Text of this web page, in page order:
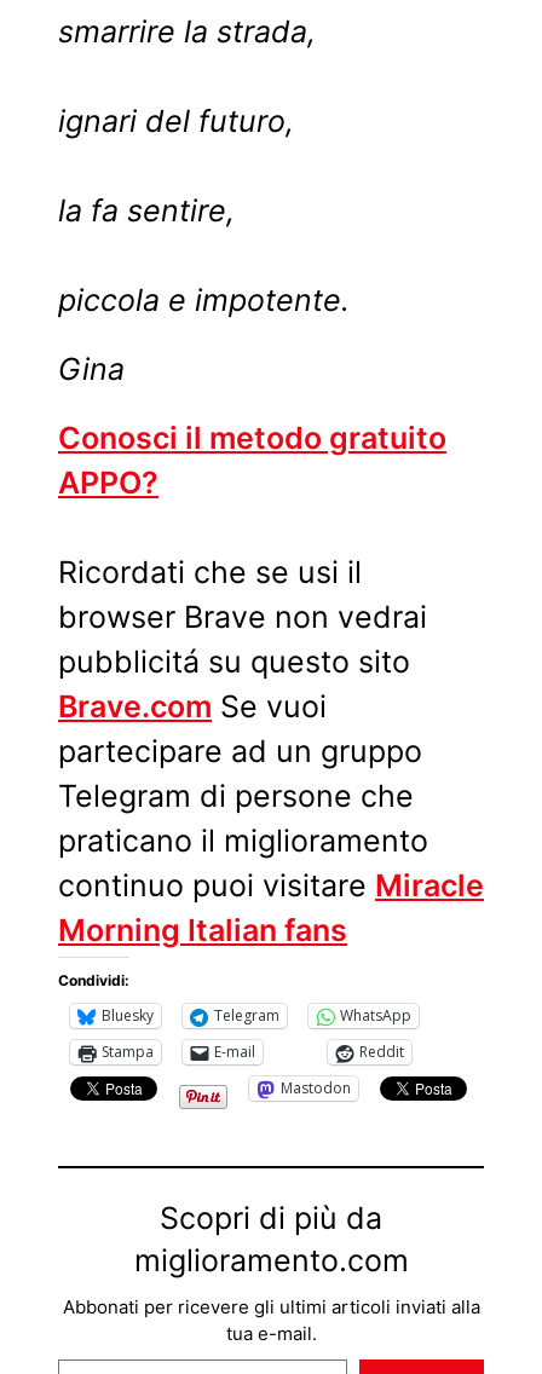
smarrire la strada,
ignari del futuro,
la fa sentire,
piccola e impotente.
Gina
Conosci il metodo gratuito
APPO?
Ricordati che se usi il
browser Brave non vedrai
pubblicitá su questo sito
Brave.com Se vuoi
partecipare ad un gruppo
Telegram di persone che
praticano il miglioramento
continuo puoi visitare Miracle
Morning Italian fans
Condividi:
Bluesky Telegram
WhatsApp
Stampa
E-mail
Reddit
Mastodon
Scopri di più da
miglioramento.com
Abbonati per ricevere gli ultimi articoli inviati alla
tua e-mail.
Digita la tua e-mail...